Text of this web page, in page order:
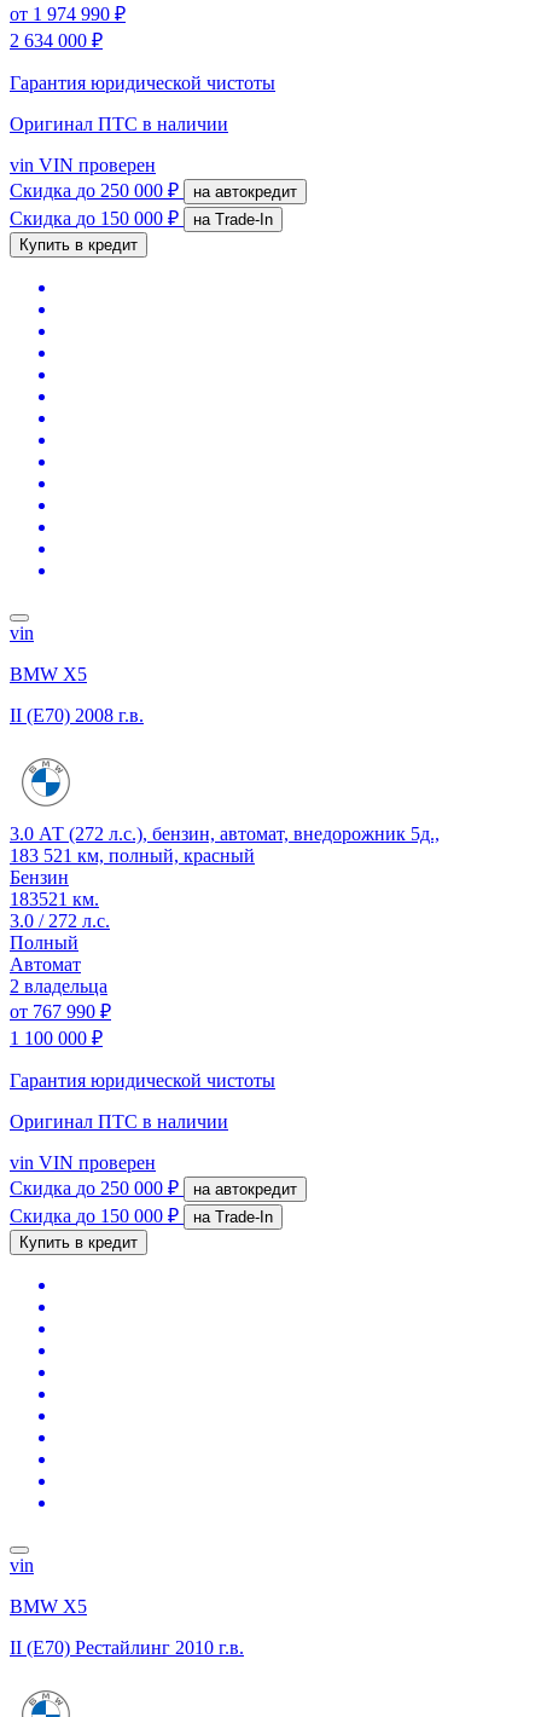
от 1 974 990 ₽
2 634 000 ₽
Гарантия юридической чистоты
Оригинал ПТС в наличии
vin VIN проверен
Скидка до 250 000 ₽ на автокредит
Скидка до 150 000 ₽
на Trade-In
Купить в кредит
vin
BMW X5
II (E70) 2008 г.в.
3.0 АТ (272 л.с.), бензин, автомат, внедорожник 5д.,
183 521 км, полный, красный
Бензин
183521 км.
3.0 / 272 л.с.
Полный
Автомат
2 владельца
от 767 990 ₽
1 100 000 ₽
Гарантия юридической чистоты
Оригинал ПТС в наличии
vin VIN проверен
Скидка до 250 000 ₽ на автокредит
Скидка до 150 000 ₽
на Trade-In
Купить в кредит
vin
BMW X5
II (E70) Рестайлинг 2010 г.в.